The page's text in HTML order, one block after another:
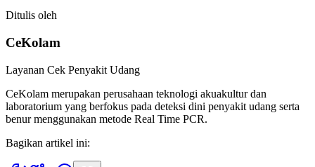
Ditulis oleh
CeKolam
Layanan Cek Penyakit Udang
CeKolam merupakan perusahaan teknologi akuakultur dan
laboratorium yang berfokus pada deteksi dini penyakit udang serta
benur menggunakan metode Real Time PCR.
Bagikan artikel ini: